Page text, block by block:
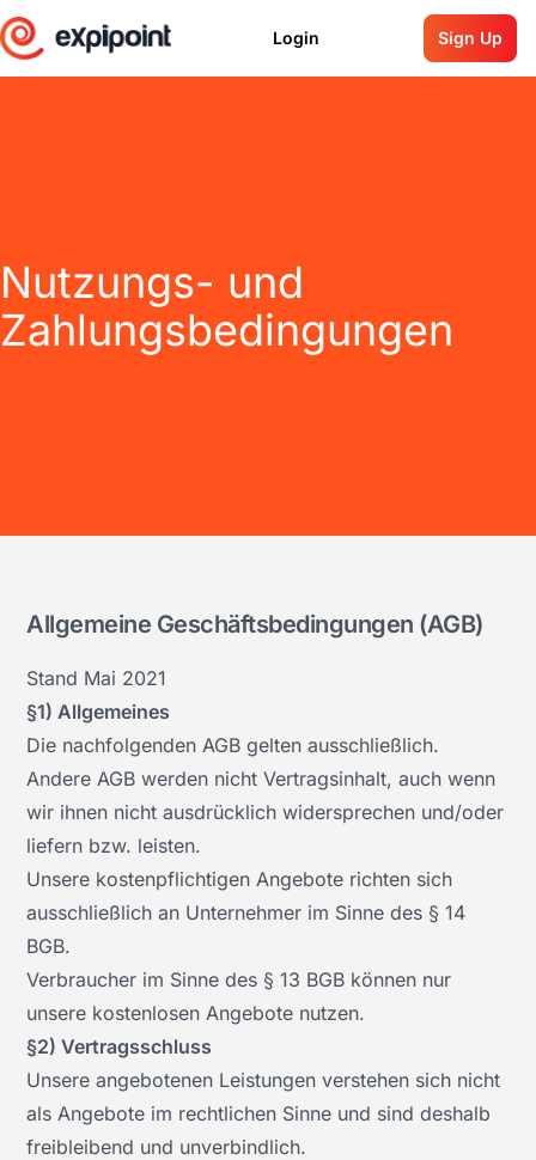
Login Sign Up
Nutzungs- und
Zahlungsbedingungen
Allgemeine Geschäftsbedingungen (AGB)
Stand Mai 2021
§1) Allgemeines
Die nachfolgenden AGB gelten ausschließlich.
Andere AGB werden nicht Vertragsinhalt, auch wenn
wir ihnen nicht ausdrücklich widersprechen und/oder
liefern bzw. leisten.
Unsere kostenpflichtigen Angebote richten sich
ausschließlich an Unternehmer im Sinne des § 14
BGB.
Verbraucher im Sinne des § 13 BGB können nur
unsere kostenlosen Angebote nutzen.
§2) Vertragsschluss
Unsere angebotenen Leistungen verstehen sich nicht
als Angebote im rechtlichen Sinne und sind deshalb
freibleibend und unverbindlich.